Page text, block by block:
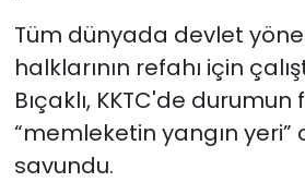
Tüm dünyada devlet
halklarının refahı için
Bıçaklı, KKTC'de
“memleketin yangın yeri”
savundu.